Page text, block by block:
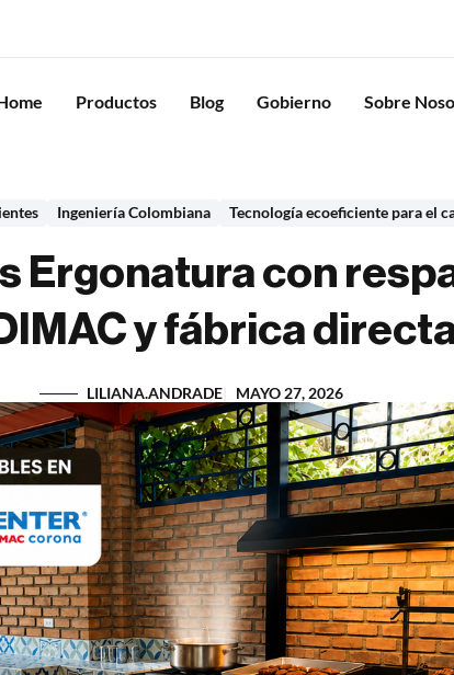
Productos Blog Gobierno Sobre
Ingeniería Colombiana Tecnología ecoeficiente para el
Ergonatura con
y fábrica
LILIANA.ANDRADE MAYO 27, 2026